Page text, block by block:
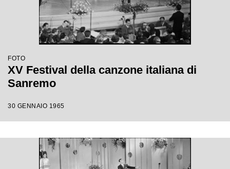
FOTO
XV Festival della canzone italiana di
Sanremo
30 GENNAIO 1965